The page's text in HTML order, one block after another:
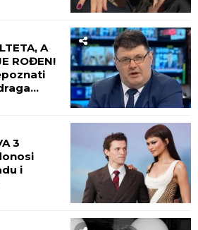
A
ROĐEN!
3
i